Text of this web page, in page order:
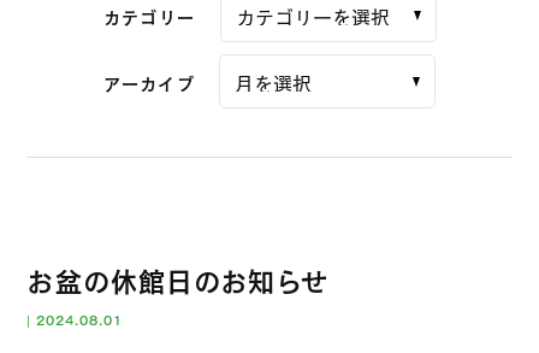
カテゴリー
アーカイブ
お盆の休館日のお知らせ
|2024.08.01